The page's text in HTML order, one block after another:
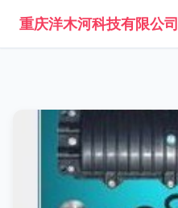
重庆洋木河科技有限公司